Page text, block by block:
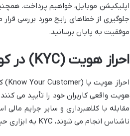
اپلیکیشن موبایل، خواهیم پرداخت.
جلوگیری از خطاهای رایج مورد بررسی
موفقیت به پایان برسانید.
احراز هویت (KYC) در کوینکس: چرا برای ایرانیان مهم است؟
هویت واقعی کاربران خود را تأیید می
مقابله با کلاهبرداری و سایر جرایم
ناشناس انجام می شوند، KYC به ابزاری حیاتی برای حفظ امنیت و اعتبار سیستم مالی جهانی تبدیل شده است.